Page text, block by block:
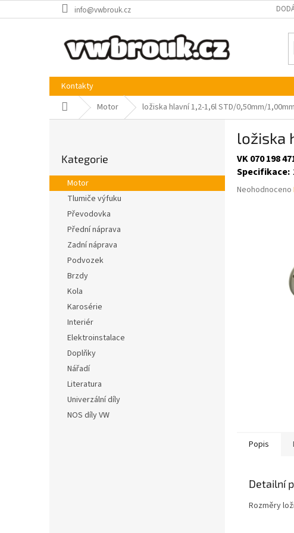
na
info@vwbrouk.cz
Kontakty
Domů Motor ložiska hlavní 1,2-1,6l STD/0,50mm/1,00mm
r
a
kategorie
Kategorie
Motor
Tlumiče výfuku
Převodovka
Přední náprava
Zadní náprava
Podvozek
Brzdy
Kola
Karosérie
Interiér
Elektroinstalace
Doplňky
Nářadí
Literatura
Univerzální díly
NOS díly VW
ložiska
VK 070 198
Specifikace:
Průměrné
Neohodnoceno
Popis
Detailní
Rozměry